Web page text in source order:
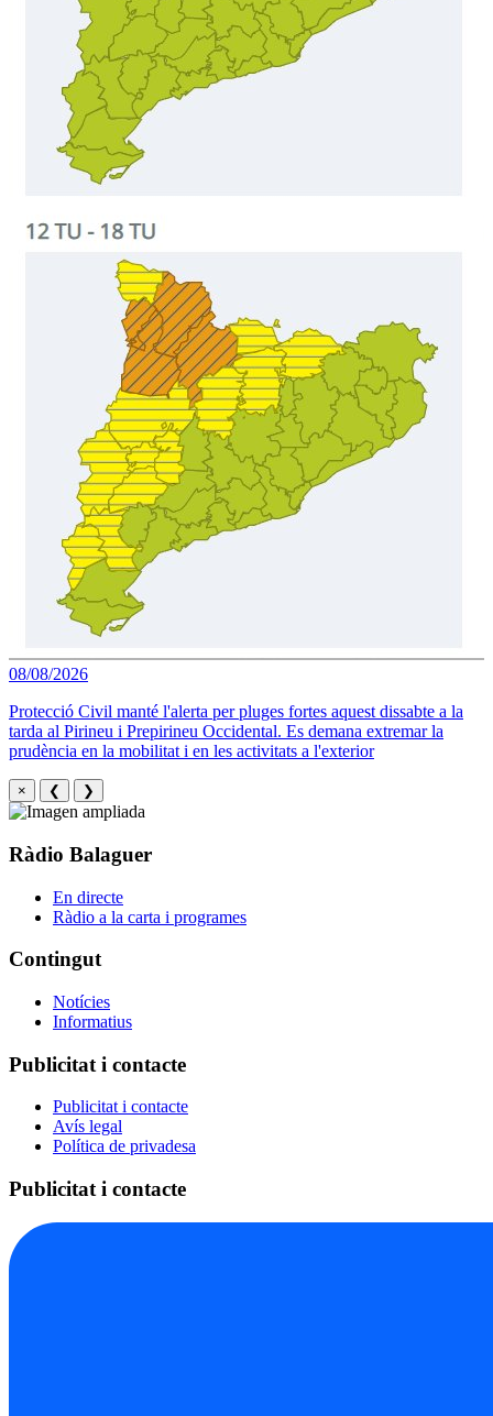
08/08/2026
Protecció Civil manté l'alerta per pluges fortes aquest dissabte a la
tarda al Pirineu i Prepirineu Occidental. Es demana extremar la
prudència en la mobilitat i en les activitats a l'exterior
× ❮ ❯
Ràdio Balaguer
En directe
Ràdio a la carta i programes
Contingut
Notícies
Informatius
Publicitat i contacte
Publicitat i contacte
Avís legal
Política de privadesa
Publicitat i contacte